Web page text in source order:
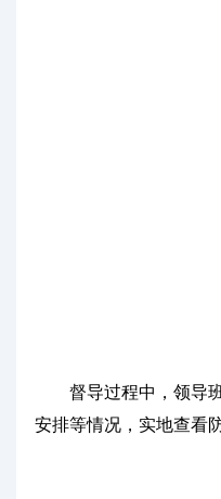
督导过程中，领导班
安排等情况，实地查看